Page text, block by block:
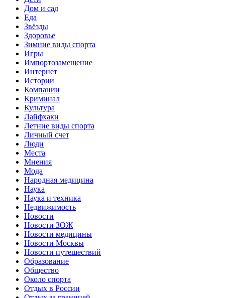
Дом и сад
Еда
Звёзды
Здоровье
Зимние виды спорта
Игры
Импортозамещение
Интернет
Истории
Компании
Криминал
Культура
Лайфхаки
Летние виды спорта
Личный счет
Люди
Места
Мнения
Мода
Народная медицина
Наука
Наука и техника
Недвижимость
Новости
Новости ЗОЖ
Новости медицины
Новости Москвы
Новости путешествий
Образование
Общество
Около спорта
Отдых в России